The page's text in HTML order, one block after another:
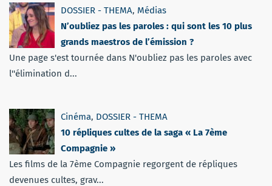
DOSSIER - THEMA, Médias
N’oubliez pas les paroles : qui sont les 10 plus
grands maestros de l’émission ?
Une page s'est tournée dans N'oubliez pas les paroles avec
l''élimination d...
Cinéma, DOSSIER - THEMA
10 répliques cultes de la saga « La 7ème
Compagnie »
Les films de la 7ème Compagnie regorgent de répliques
devenues cultes, grav...